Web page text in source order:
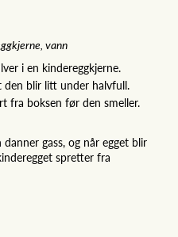
vann
i en kindereggkjerne.
den blir litt under halvfull.
fra boksen før den smeller.​​​​​​
gass, og når egget blir
spretter fra